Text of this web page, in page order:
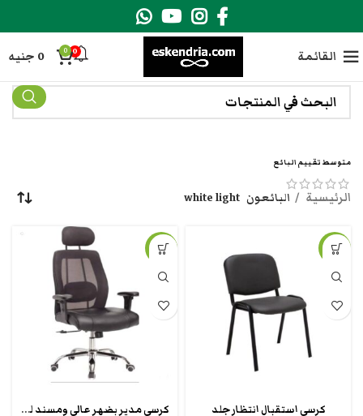
القائمة 0
0
0 جنيه
متوسط تقييم البائع
الرئيسية البائعون white light
-32%
كرسى استقبال انتظار جلد
-17%
كرسى مدير بضهر عالى ومسند للرأس طبى داعم للقطنيه